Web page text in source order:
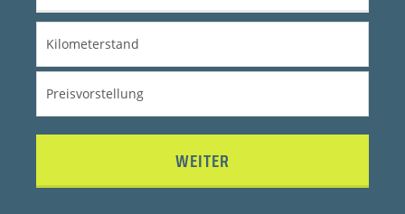
WEITER